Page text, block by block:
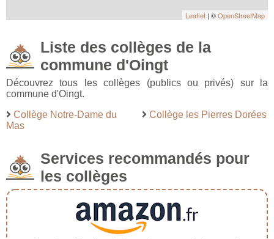
Leaflet | ©OpenStreetMap
Liste des collèges de la
commune d'Oingt
Découvrez tous les collèges (publics ou privés) sur la
commune d'Oingt.
Collège Notre-Dame du
Mas
Collège les Pierres Dorées
Services recommandés pour
les collèges